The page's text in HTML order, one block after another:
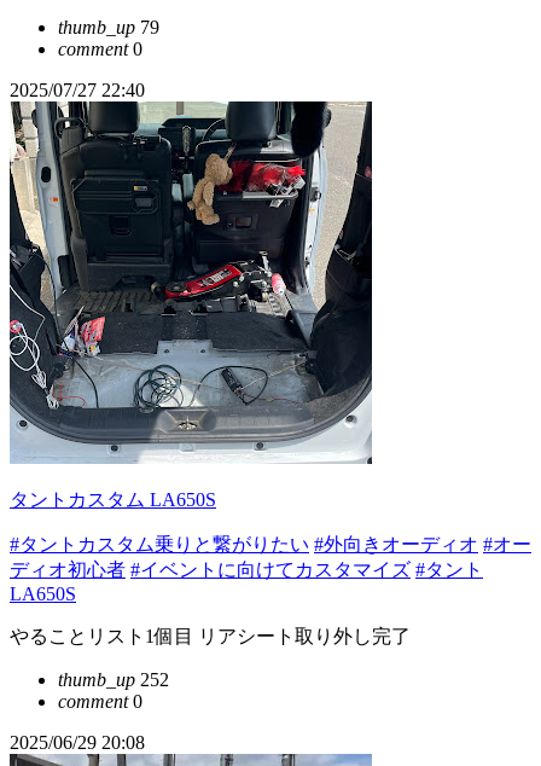
thumb_up 79
comment0
2025/07/27 22:40
タントカスタム LA650S
#タントカスタム乗りと繋がりたい #外向きオーディオ #オー
ディオ初心者 #イベントに向けてカスタマイズ #タント
LA650S
やることリスト1個目 リアシート取り外し完了
thumb_up 252
comment0
2025/06/29 20:08